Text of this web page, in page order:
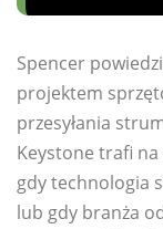
Spencer
projektem
przesyłania
Keystone trafi na
gdy technologia
lub gdy branża